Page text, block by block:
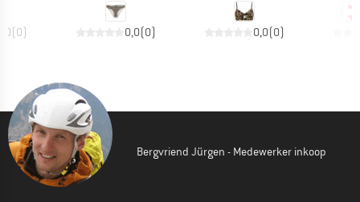
(0) 0,0(0) 0,0(0)
Bergvriend Jürgen - Medewerker inkoop